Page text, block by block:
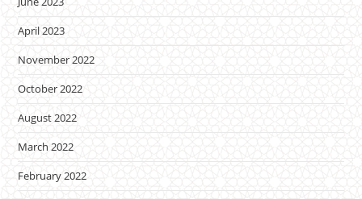
April 2023
November 2022
October 2022
August 2022
March 2022
February 2022